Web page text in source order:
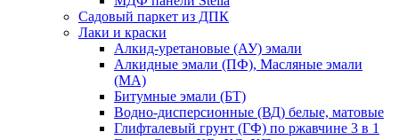
Садовый паркет из ДПК
Лаки и краски
Алкид-уретановые (АУ) эмали
Алкидные эмали (ПФ), Масляные эмали
(МА)
Битумные эмали (БТ)
Водно-дисперсионные (ВД) белые, матовые
Глифталевый грунт (ГФ) по ржавчине 3 в 1